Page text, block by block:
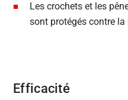
Les crochets et les
sont protégés contre
Efficacité